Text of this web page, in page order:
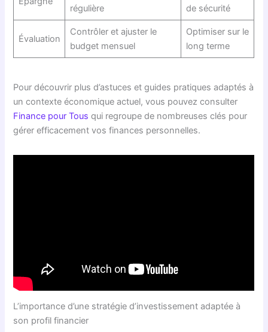
régulière
de sécurité
Évaluation
Contrôler et ajuster le
budget mensuel
Optimiser sur le
long terme
Pour découvrir plus d’astuces et guides pratiques adaptés à
un contexte économique actuel, vous pouvez consulter
Finance pour Tous qui regroupe de nombreuses clés pour
gérer efficacement vos finances personnelles.
L’importance d’une stratégie d’investissement adaptée à
son profil financier